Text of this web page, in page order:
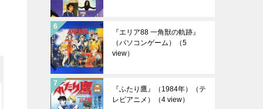
『エリア88 一角獣の軌跡』
（パソコンゲーム）
（5
view）
『ふたり鷹』（1984年）（テ
レビアニメ）
（4 view）